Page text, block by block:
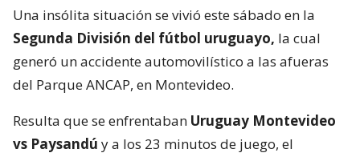
Una insólita situación se vivió este sábado en la
Segunda División del fútbol uruguayo, la cual
generó un accidente automovilístico a las afueras
del Parque ANCAP, en Montevideo.
Resulta que se enfrentaban Uruguay Montevideo
vs Paysandú y a los 23 minutos de juego, el